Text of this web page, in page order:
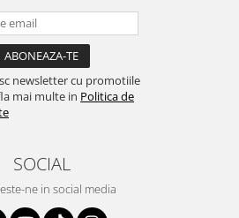
newsletter cu promotiile
mai multe in Politica de
SOCIAL
ne in social media